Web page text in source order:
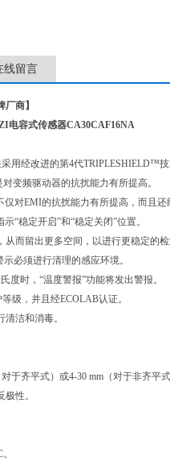
线留言
厂商】
电容式传感器CA30CAF16NA
用经改进的第4代TRIPLESHIELD™技
变频驱动器的抗扰能力有所提高。
仅对EMI的抗扰能力有所提高，而且还
“稳定开启”和“稳定关闭”位置。
从而留出更多空间，以进行更稳定的检
必须进行清理的感应环境。
度时，“温度警报”功能将发出警报。
级，并且经ECOLAB认证。
清洁和消毒。
于齐平式）或4-30 mm（对于非齐平式
性。